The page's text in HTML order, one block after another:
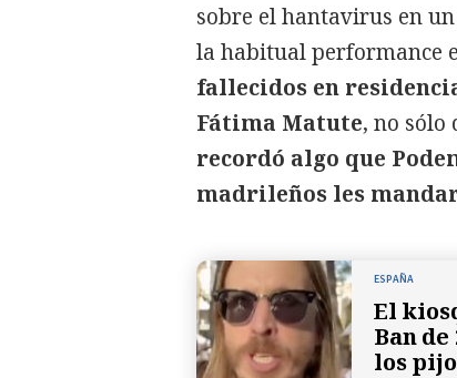
sobre el hantavirus en
la habitual performance
fallecidos en
Fátima Matute, no sólo
recordó algo que
madrileños les
ESPAÑA
El
Ban
los